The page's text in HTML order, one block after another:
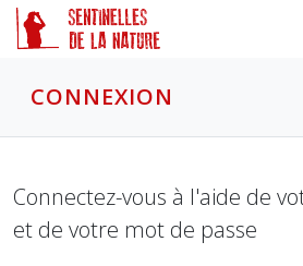
CONNEXION
Connectez-vous à l'aide de
et de votre mot de passe
Panneau de gestion des cookies